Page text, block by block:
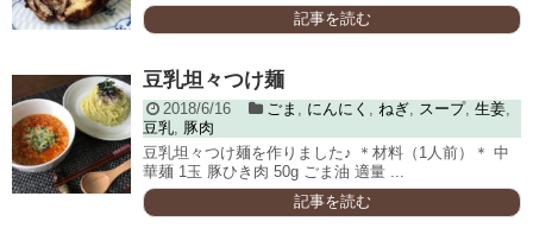
記事を読む
豆乳坦々つけ麺
2018/6/16 ごま , にんにく , ねぎ, スープ, 生姜,
豆乳, 豚肉
豆乳坦々つけ麺を作りました♪ ＊材料（1人前）＊ 中
華麺 1玉 豚ひき肉 50g ごま油 適量 ...
記事を読む